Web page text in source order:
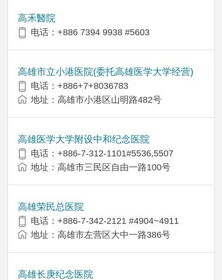
高禾醫院
电话：+886 7394 9938 #5603
高雄市立小港医院(委托高雄医学大学经营)
电话：+886+7+8036783
地址：高雄市小港区山明路482号
高雄医学大学附设中和纪念医院
电话：+886-7-312-1101#5536,5507
地址：高雄市三民区自由一路100号
高雄荣民总医院
电话：+886-7-342-2121 #4904~4911
地址：高雄市左营区大中一路386号
高雄长庚纪念医院